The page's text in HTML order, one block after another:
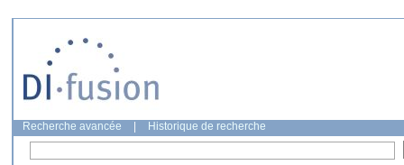
Recherche avancée Historique de recherche